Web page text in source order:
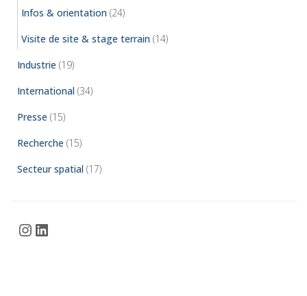
Infos & orientation (24)
Visite de site & stage terrain (14)
Industrie (19)
International (34)
Presse (15)
Recherche (15)
Secteur spatial (17)
InstagramLinkedIn